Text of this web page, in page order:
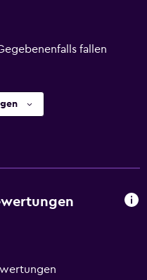
fallen